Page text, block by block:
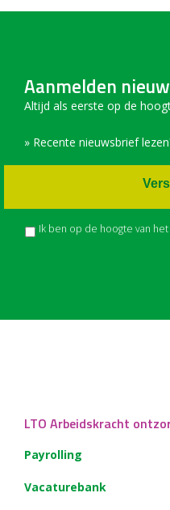
Aanmelden
Altijd als eerste op de
» Recente nieuwsbrief
Ik ben op de hoogte van het
LTO Arbeidskracht
Payrolling
Vacaturebank